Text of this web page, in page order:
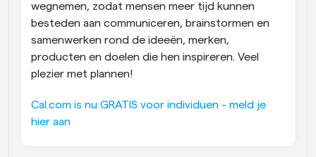
wegnemen, zodat mensen meer tijd kunnen
besteden aan communiceren, brainstormen en
samenwerken rond de ideeën, merken,
producten en doelen die hen inspireren. Veel
plezier met plannen!
Cal.com is nu GRATIS voor individuen - meld je
hier aan